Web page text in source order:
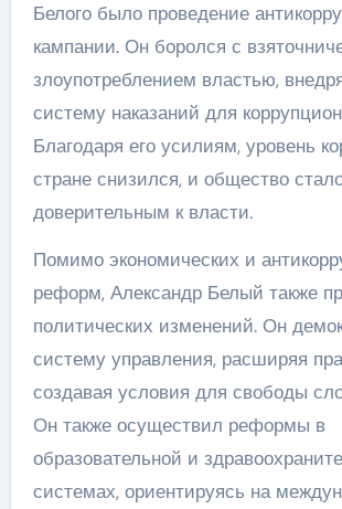
Белого было проведение
кампании. Он боролся с
злоупотреблением властью,
систему наказаний для
Благодаря его усилиям, уровень
стране снизился, и общество
доверительным к власти.
Помимо экономических и
реформ, Александр Белый также
политических изменений. Он
систему управления, расширяя
создавая условия для свободы
Он также осуществил реформы в
образовательной и
системах, ориентируясь на